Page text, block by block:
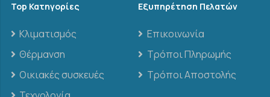
Top Κατηγορίες
Κλιματισμός
Θέρμανση
Οικιακές συσκευές
Εξυπηρέτηση Πελατών
Επικοινωνία
Τρόποι Πληρωμής
Τρόποι Αποστολής